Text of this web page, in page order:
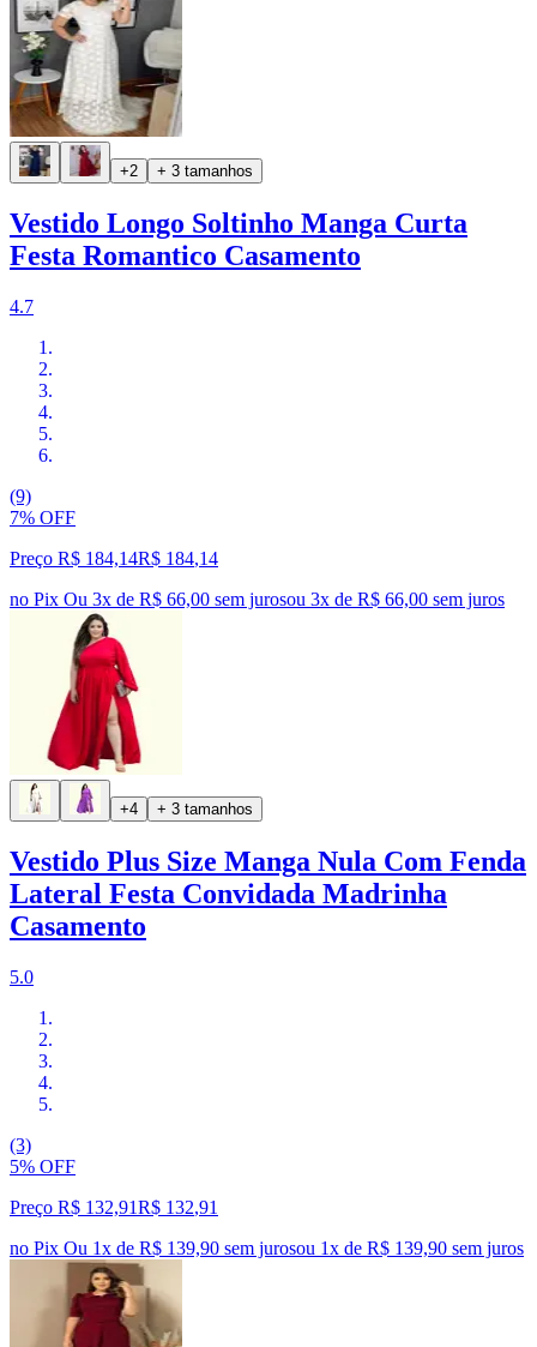
+2 + 3 tamanhos
Vestido Longo Soltinho Manga Curta
Festa Romantico Casamento
4.7
(9)
7% OFF
Preço R$ 184,14R$ 184,14
no Pix Ou 3x de R$ 66,00 sem jurosou 3x de R$ 66,00 sem juros
+4 + 3 tamanhos
Vestido Plus Size Manga Nula Com Fenda
Lateral Festa Convidada Madrinha
Casamento
5.0
(3)
5% OFF
Preço R$ 132,91R$ 132,91
no Pix Ou 1x de R$ 139,90 sem jurosou 1x de R$ 139,90 sem juros